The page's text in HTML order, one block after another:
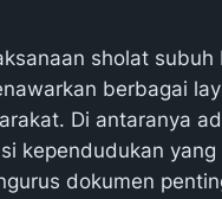
sholat subuh
berbagai
Di antaranya
kependudukan yang
dokumen